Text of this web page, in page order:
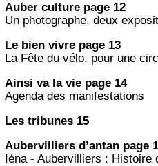
Auber culture page 12
Un photographe, deux
Le bien vivre page 13
La Fête du vélo, pour une
Ainsi va la vie page 14
Agenda des manifestations
Les tribunes 15
Aubervilliers d’antan page
Iéna - Aubervilliers : Histoire